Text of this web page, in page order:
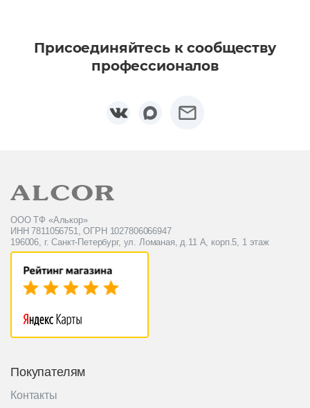
Присоединяйтесь к сообществу
профессионалов
ООО ТФ «Алькор»
ИНН 7811056751, ОГРН 1027806066947
196006, г. Санкт-Петербург, ул. Ломаная, д.11 А, корп.5, 1 этаж
Покупателям
Контакты